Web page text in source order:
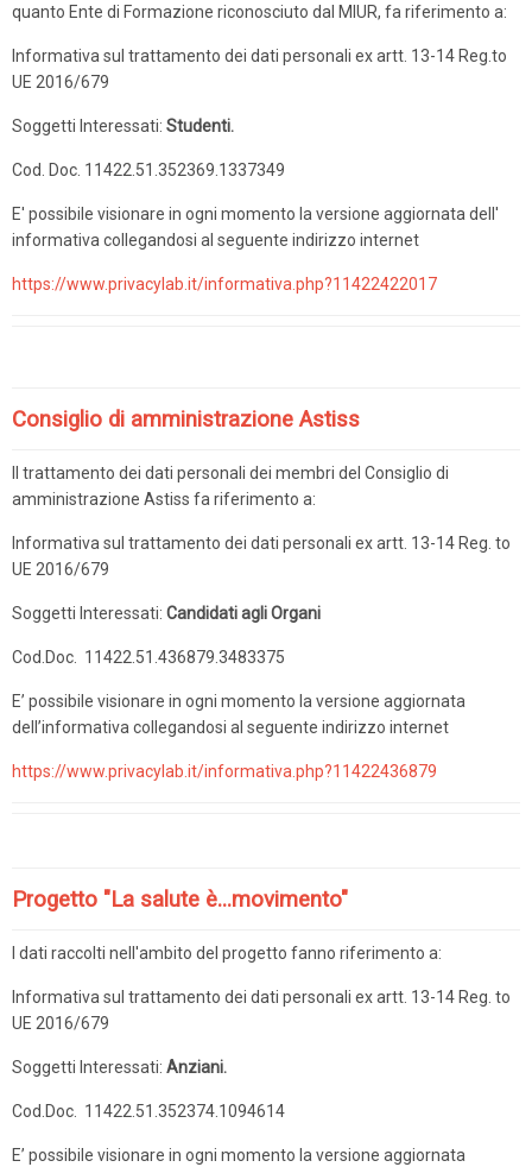
quanto Ente di Formazione riconosciuto dal MIUR, fa riferimento a:
Informativa sul trattamento dei dati personali ex artt. 13-14 Reg.to
UE 2016/679
Soggetti Interessati: Studenti.
Cod. Doc. 11422.51.352369.1337349
E' possibile visionare in ogni momento la versione aggiornata dell'
informativa collegandosi al seguente indirizzo internet
https://www.privacylab.it/informativa.php?11422422017
Consiglio di amministrazione Astiss
Il trattamento dei dati personali dei membri del Consiglio di
amministrazione Astiss fa riferimento a:
Informativa sul trattamento dei dati personali ex artt. 13-14 Reg. to
UE 2016/679
Soggetti Interessati: Candidati agli Organi
Cod.Doc. 11422.51.436879.3483375
E’ possibile visionare in ogni momento la versione aggiornata
dell’informativa collegandosi al seguente indirizzo internet
https://www.privacylab.it/informativa.php?11422436879
Progetto "La salute è...movimento"
I dati raccolti nell'ambito del progetto fanno riferimento a:
Informativa sul trattamento dei dati personali ex artt. 13-14 Reg. to
UE 2016/679
Soggetti Interessati: Anziani.
Cod.Doc. 11422.51.352374.1094614
E’ possibile visionare in ogni momento la versione aggiornata